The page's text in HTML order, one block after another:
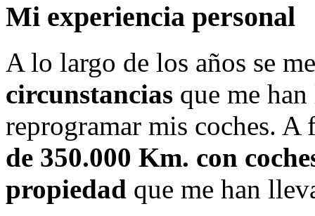
Mi experiencia personal
A lo largo de los años se
circunstancias que me
reprogramar mis coches. A
de 350.000 Km. con
propiedad que me han